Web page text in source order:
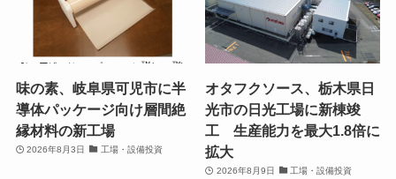
味の素、岐阜県可児市に半
導体パッケージ向け層間絶
縁材料の新工場
2026年8月3日 工場・設備投資
オタフクソース、栃木県日
光市の日光工場に新棟竣
工 生産能力を最大1.8倍に
拡大
2026年8月9日 工場・設備投資